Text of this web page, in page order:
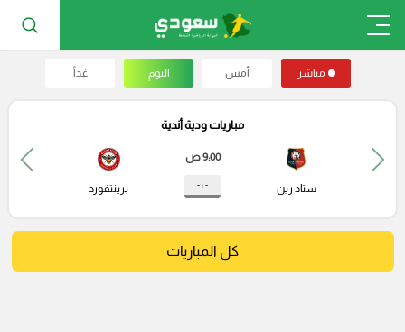
مباشر أمس اليوم غداً
مباريات ودية أندية
ستاد رين
9:00 ص
- : - برينتفورد
كل المباريات